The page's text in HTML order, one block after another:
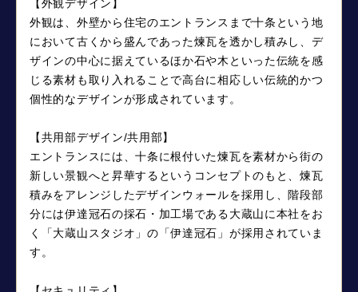
【外観デザイン】
外観は、外壁から住宅のエントランスまで十条という地
において古くから盛んであった煉瓦を透かし積みし、デ
ザインの中心に据えているほか石や木といった伝統を感
じる素材も取り入れることで高台に相応しい伝統的かつ
個性的なデザインが形成されています。
【共用部デザイン/共用部】
エントランスには、十条に根付いた煉瓦を素材から街の
新しい景観へと昇華するというコンセプトのもと、煉瓦
積みをアレンジしたデザインウォールを採用し、階段部
分には伊達冠石の採石・加工場である大蔵山に本社をお
く「大蔵山スタジオ」の「伊達冠石」が採用されていま
す。